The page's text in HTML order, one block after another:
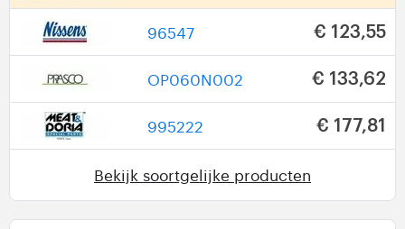
96547 € 123,55
OP060N002 € 133,62
995222 € 177,81
Bekijk soortgelijke producten